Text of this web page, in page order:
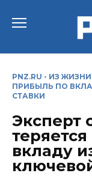
PNZ.RU - ИЗ ЖИЗНИ
ПРИБЫЛЬ ПО
СТАВКИ
Эксперт
вкладу